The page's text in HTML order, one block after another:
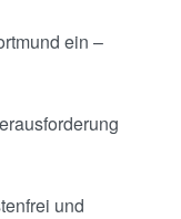
ein –
und